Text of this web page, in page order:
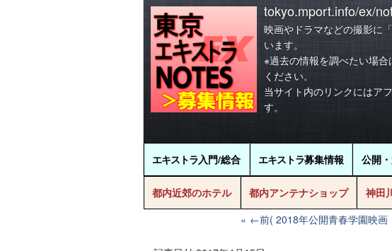
tokyo.mport.info/ex/
映画やドラマなどの撮影に
います。
※過去の情報を調べたい場
ください。
当サイト内のリンクにはア
す。
エキストラ入門/総合 エキストラ募集情報 公開
都内近郊のホテル 都内アンテナショップ 神田
←前( 2018年公開青春学園映画